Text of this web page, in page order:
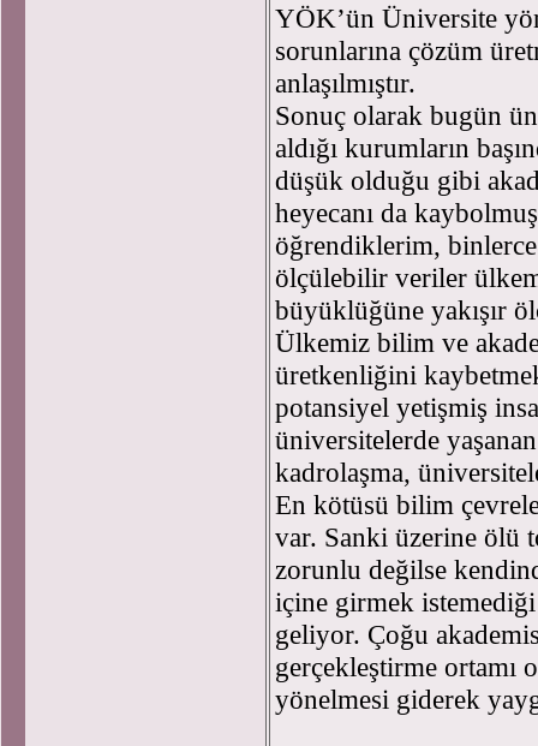
YÖK’ün Üniversite
sorunlarına çözüm
anlaşılmıştır.
Sonuç olarak bugün
aldığı kurumların
düşük olduğu gibi
heyecanı da
öğrendiklerim,
ölçülebilir veriler
büyüklüğüne yakışır
Ülkemiz bilim ve
üretkenliğini
potansiyel yetişmiş
üniversitelerde
kadrolaşma,
En kötüsü bilim
var. Sanki üzerine ölü
zorunlu değilse
içine girmek
geliyor. Çoğu
gerçekleştirme ortamı
yönelmesi giderek